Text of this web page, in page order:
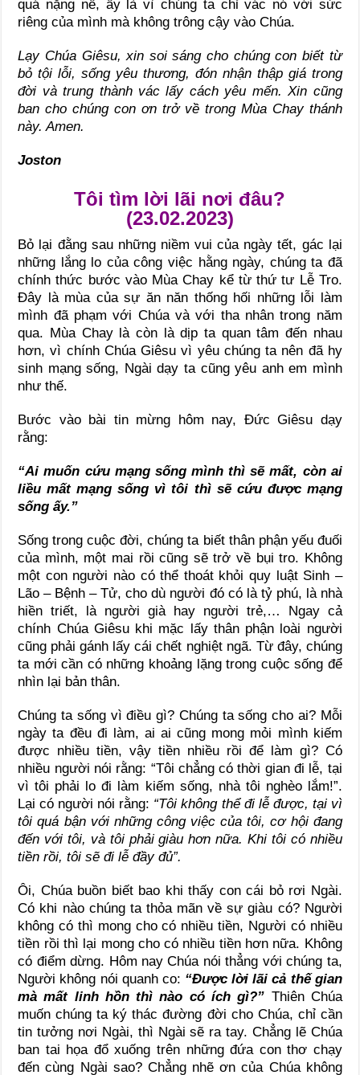
quá nặng nề, ấy là vì chúng ta chỉ vác nó với sức
riêng của mình mà không trông cậy vào Chúa.
Lạy Chúa Giêsu, xin soi sáng cho chúng con biết từ
bỏ tội lỗi, sống yêu thương, đón nhận thập giá trong
đời và trung thành vác lấy cách yêu mến. Xin cũng
ban cho chúng con ơn trở về trong Mùa Chay thánh
này. Amen.
Joston
Tôi tìm lời lãi nơi đâu?
(23.02.2023)
Bỏ lại đằng sau những niềm vui của ngày tết, gác lại
những lắng lo của công việc hằng ngày, chúng ta đã
chính thức bước vào Mùa Chay kể từ thứ tư Lễ Tro.
Đây là mùa của sự ăn năn thống hối những lỗi làm
mình đã phạm với Chúa và với tha nhân trong năm
qua. Mùa Chay là còn là dịp ta quan tâm đến nhau
hơn, vì chính Chúa Giêsu vì yêu chúng ta nên đã hy
sinh mạng sống, Ngài dạy ta cũng yêu anh em mình
như thế.
Bước vào bài tin mừng hôm nay, Đức Giêsu dạy
rằng:
“Ai muốn cứu mạng sống mình thì sẽ mất, còn ai
liều mất mạng sống vì tôi thì sẽ cứu được mạng
sống ấy.”
Sống trong cuộc đời, chúng ta biết thân phận yếu đuối
của mình, một mai rồi cũng sẽ trở về bụi tro. Không
một con người nào có thể thoát khỏi quy luật Sinh –
Lão – Bệnh – Tử, cho dù người đó có là tỷ phú, là nhà
hiền triết, là người già hay người trẻ,… Ngay cả
chính Chúa Giêsu khi mặc lấy thân phận loài người
cũng phải gánh lấy cái chết nghiệt ngã. Từ đây, chúng
ta mới cần có những khoảng lặng trong cuộc sống để
nhìn lại bản thân.
Chúng ta sống vì điều gì? Chúng ta sống cho ai? Mỗi
ngày ta đều đi làm, ai ai cũng mong mỏi mình kiếm
được nhiều tiền, vậy tiền nhiều rồi để làm gì? Có
nhiều người nói rằng: “Tôi chẳng có thời gian đi lễ, tại
vì tôi phải lo đi làm kiếm sống, nhà tôi nghèo lắm!”.
Lại có người nói rằng: “Tôi không thể đi lễ được, tại vì
tôi quá bận với những công việc của tôi, cơ hội đang
đến với tôi, và tôi phải giàu hơn nữa. Khi tôi có nhiều
tiền rồi, tôi sẽ đi lễ đầy đủ”.
Ôi, Chúa buồn biết bao khi thấy con cái bỏ rơi Ngài.
Có khi nào chúng ta thỏa mãn về sự giàu có? Người
không có thì mong cho có nhiều tiền, Người có nhiều
tiền rồi thì lại mong cho có nhiều tiền hơn nữa. Không
có điểm dừng. Hôm nay Chúa nói thẳng với chúng ta,
Người không nói quanh co: “Được lời lãi cả thế gian
mà mất linh hồn thì nào có ích gì?” Thiên Chúa
muốn chúng ta ký thác đường đời cho Chúa, chỉ cần
tin tưởng nơi Ngài, thì Ngài sẽ ra tay. Chẳng lẽ Chúa
ban tai họa đổ xuống trên những đứa con thơ chạy
đến cùng Ngài sao? Chẳng nhẽ ơn của Chúa không